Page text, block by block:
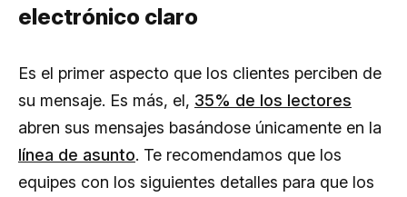
electrónico claro
Es el primer aspecto que los clientes perciben de
su mensaje. Es más, el, 35% de los lectores
abren sus mensajes basándose únicamente en la
línea de asunto. Te recomendamos que los
equipes con los siguientes detalles para que los